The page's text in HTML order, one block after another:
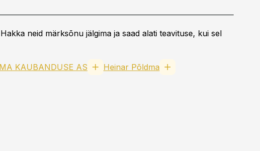
Hakka neid märksõnu jälgima ja saad alati teavituse, kui sel
KAUBANDUSE AS Heinar Põldma